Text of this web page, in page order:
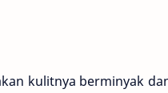
kulitnya berminyak